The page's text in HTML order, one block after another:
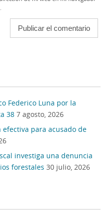
Federico Luna por la
38 7 agosto, 2026
para acusado de
investiga una denuncia
forestales 30 julio, 2026